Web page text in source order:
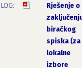
Rješenje o
biračkog
spiska (za
lokalne
izbore